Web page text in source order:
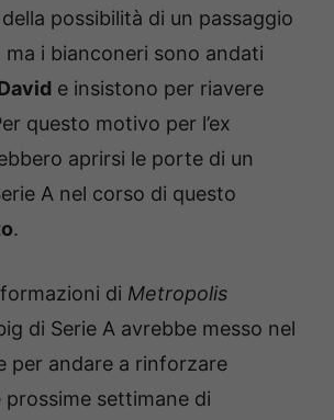
possibilità di un passaggio
ma i bianconeri sono andati
e insistono per riavere
questo motivo per l’ex
aprirsi le porte di un
A nel corso di questo
.
di Metropolis
di Serie A avrebbe messo nel
per andare a rinforzare
prossime settimane di